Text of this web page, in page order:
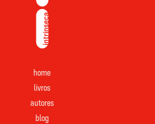
home
livros
autores
blog